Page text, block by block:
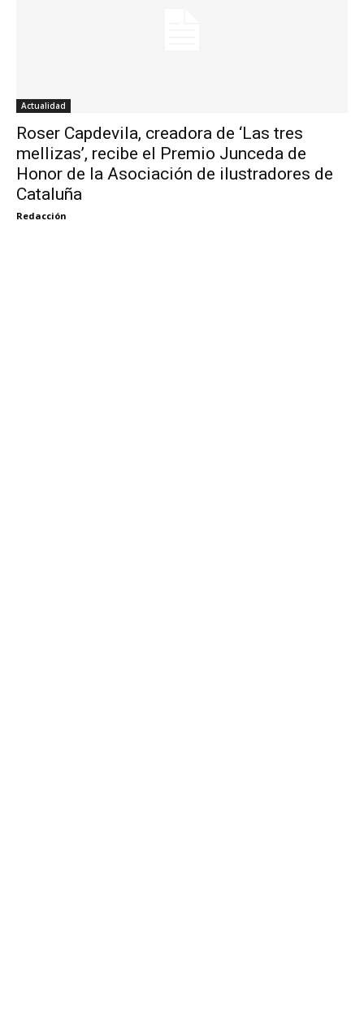
Actualidad
Roser Capdevila, creadora de ‘Las tres
mellizas’, recibe el Premio Junceda de
Honor de la Asociación de ilustradores de
Cataluña
Redacción